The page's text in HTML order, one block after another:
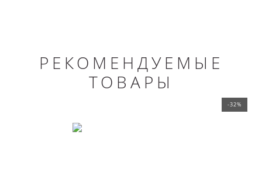
РЕКОМЕНДУЕМЫЕ
ТОВАРЫ
-32%